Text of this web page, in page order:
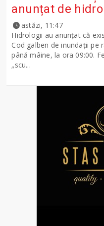
anunțat de
astăzi, 11:47
Hidrologii au anunțat că
Cod galben de inundații pe
până mâine, la ora 09:00.
„scu...